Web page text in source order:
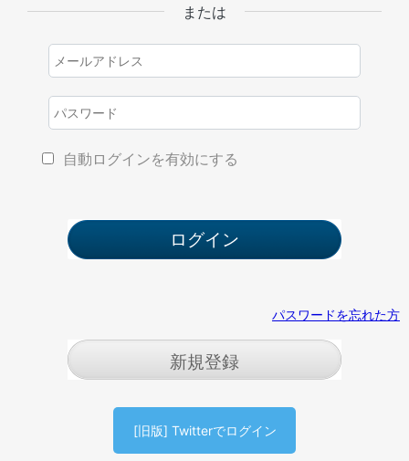
または
自動ログインを有効にする
パスワードを忘れた方
新規登録
[旧版] Twitterでログイン